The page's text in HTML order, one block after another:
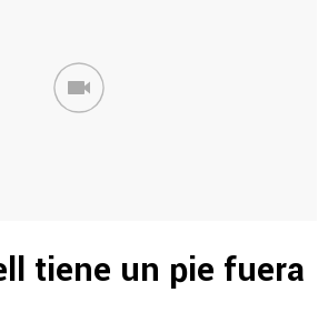
tiene un pie fuera